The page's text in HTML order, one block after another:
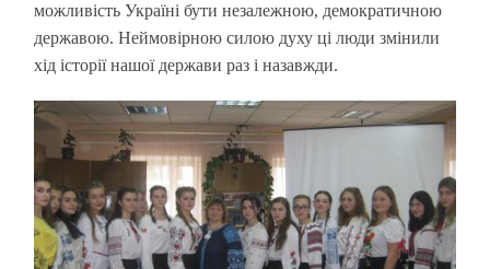
можливість Україні бути незалежною, демократичною
державою. Неймовірною силою духу ці люди змінили
хід історії нашої держави раз і назавжди.